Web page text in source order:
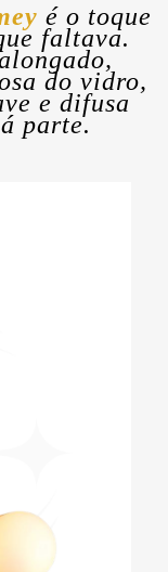
é o toque
faltava.
do vidro,
e difusa
parte.